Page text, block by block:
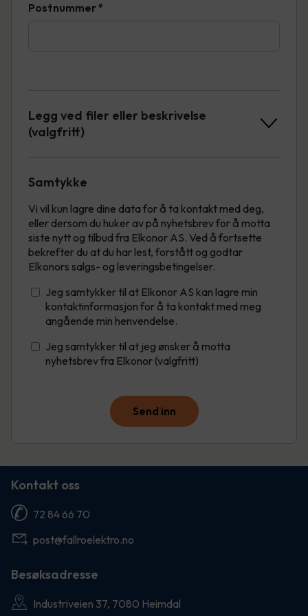
Postnummer*
Legg ved filer eller beskrivelse
(valgfritt)
Samtykke
Vi vil kun lagre dine data for å ta kontakt med deg,
eller dersom du huker av på nyhetsbrev for å motta
siste nytt og tilbud fra Elkonor AS. Ved å fortsette
bekrefter du at du har lest, forstått og godtar
Elkonors salgs- og leveringsbetingelser.
Jeg samtykker til at Elkonor AS kan lagre min
kontaktinformasjon for å ta kontakt med meg
angående min henvendelse.
Jeg samtykker til at jeg ønsker å motta
nyhetsbrev fra Elkonor (valgfritt)
Send inn
Kontakt oss
72 84 66 70
post@fallroelektro.no
Besøksadresse
Industriveien 37, 7080 Heimdal